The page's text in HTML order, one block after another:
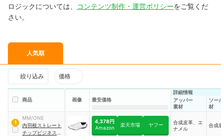
ロジックについては、
コンテンツ制作・運営ポリシーをご覧くだ
さい。
人気順
絞り込み 価格
商品 画像 最安価格
詳細情報
アッパー
素材
ソー
材
1
MM/ONE
内羽根ストレート
チップビジネスシ
4,378円
Amazon
楽天市場 ヤフー
合成皮革、エ
ナメル
合成